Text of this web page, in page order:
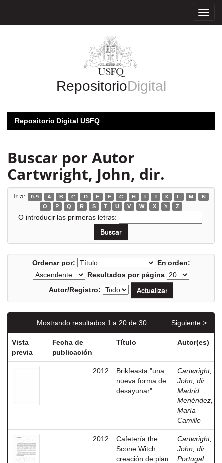
RepositorioDigital
Repositorio Digital USFQ
Buscar por Autor
Cartwright, John, dir.
Ir a: 0-9 A B C D E F G H I J K L M
N
O
P Q R S T U V W X Y Z
O introducir las primeras letras:
Ordenar por:
En orden:
Resultados por página
Autor/Registro:
Mostrando resultados 1 a 20 de 30 Siguiente >
Vista
previa
Fecha de
publicación
Título Autor(es)
2012
Brikfeasta "una
nueva forma de
desayunar"
Cartwright,
John, dir. ;
Madrid
Menéndez,
María
Camille
2012
Cafetería the
Scone Witch
creación de plan
Cartwright,
John, dir. ;
Portugal